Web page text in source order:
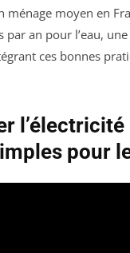
ménage moyen en
par an pour l’eau,
ces bonnes
l’électricité
pour